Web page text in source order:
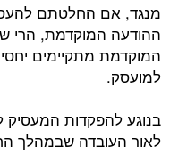
מנגד, אם החלטתם
ההודעה המוקדמת, הרי
המוקדמת מתקיימים
למועסק.
בנוגע להפקדות המעסיק
לאור העובדה שבמהלך